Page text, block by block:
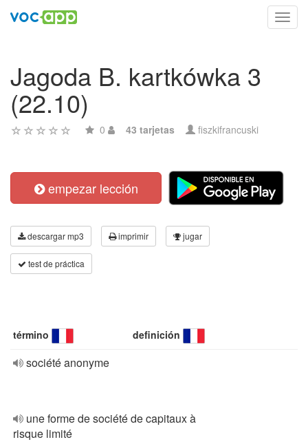
Jagoda B. kartkówka 3
(22.10)
0 43 tarjetas fiszkifrancuski
empezar lección
descargar mp3 imprimir jugar
test de práctica
término definición
société anonyme
une forme de société de capitaux à
risque limité